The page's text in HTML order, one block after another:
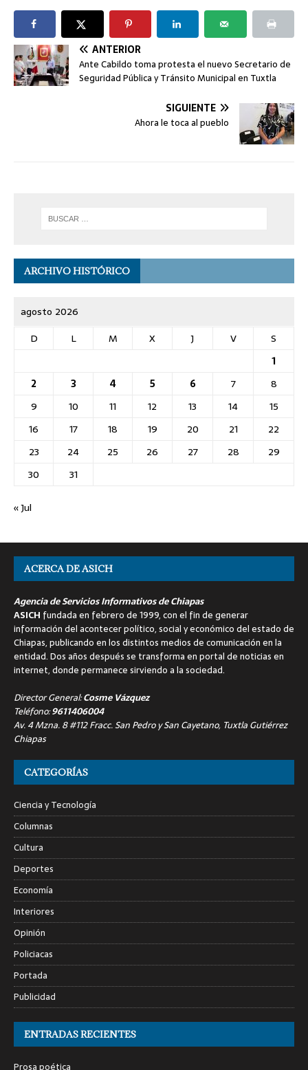
ANTERIOR
Ante Cabildo toma protesta el nuevo Secretario de
Seguridad Pública y Tránsito Municipal en Tuxtla
SIGUIENTE
Ahora le toca al pueblo
ARCHIVO HISTÓRICO
agosto 2026
D
L M X J V
S
1
2
3 4 5 6 7
8
9
10 11 12 13 14
15
16
17 18 19 20 21
22
23
24 25 26 27 28
29
30
31
« Jul
ACERCA DE ASICH
Agencia de Servicios Informativos de Chiapas
ASICH fundada en febrero de 1999, con el fin de generar
información del acontecer político, social y económico del estado de
Chiapas, publicando en los distintos medios de comunicación en la
entidad. Dos años después se transforma en portal de noticias en
internet, donde permanece sirviendo a la sociedad.
Director General:Cosme Vázquez
Teléfono:9611406004
Av. 4 Mzna. 8 #112 Fracc. San Pedro y San Cayetano, Tuxtla Gutiérrez
Chiapas
CATEGORÍAS
Ciencia y Tecnología
Columnas
Cultura
Deportes
Economía
Interiores
Opinión
Policiacas
Portada
Publicidad
ENTRADAS RECIENTES
Prosa poética